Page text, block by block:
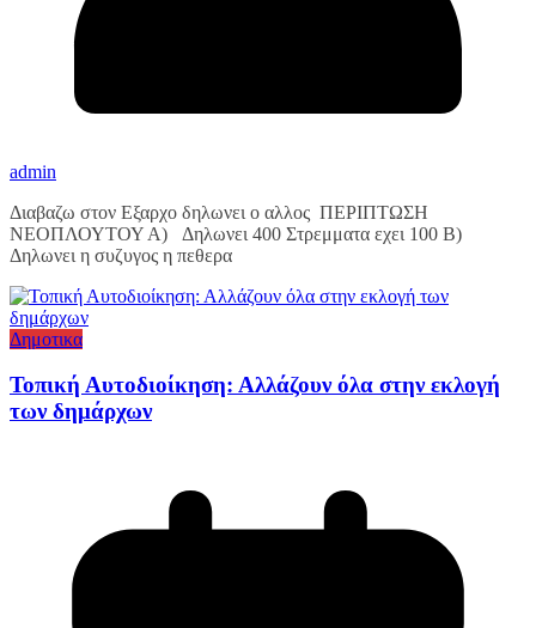
admin
Διαβαζω στον Εξαρχο δηλωνει ο αλλος ΠΕΡΙΠΤΩΣΗ
ΝΕΟΠΛΟΥΤΟΥ Α) Δηλωνει 400 Στρεμματα εχει 100 Β)
Δηλωνει η συζυγος η πεθερα
Δημοτικα
Τοπική Αυτοδιοίκηση: Αλλάζουν όλα στην εκλογή
των δημάρχων